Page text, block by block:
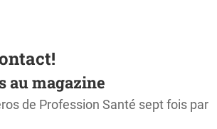
au magazine
de Profession Santé sept fois par